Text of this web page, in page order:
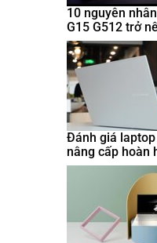
10 nguyên
G15 G512 trở
Đánh giá
nâng cấp hoàn